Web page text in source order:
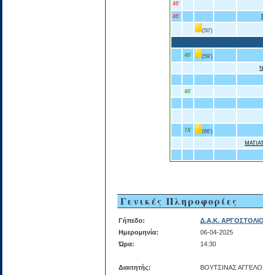
46'
46'
(50')
46'
(59')
46'
74'
(86')
Γενικές Πληροφορίες
Γήπεδο:
Δ.Α.Κ.
Ημερομηνία:
06-04-2025
Ώρα:
14:30
Διαιτητής:
ΒΟΥΤΣΙΝΑΣ